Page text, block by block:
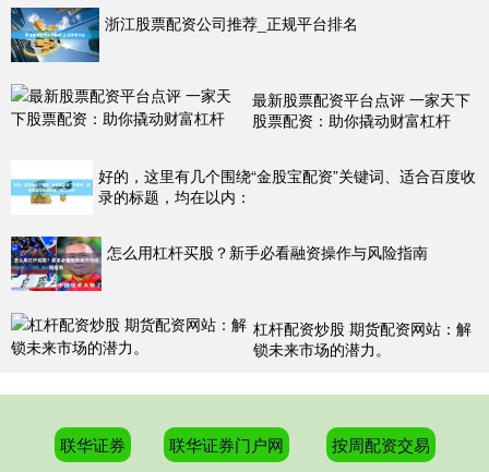
浙江股票配资公司推荐_正规平台排名
最新股票配资平台点评 一家天下
股票配资：助你撬动财富杠杆
好的，这里有几个围绕“金股宝配资”关键词、适合百度收
录的标题，均在以内：
怎么用杠杆买股？新手必看融资操作与风险指南
杠杆配资炒股 期货配资网站：解
锁未来市场的潜力。
联华证券 联华证券门户网 按周配资交易